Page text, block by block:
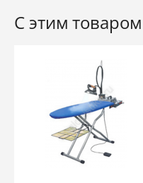
С этим